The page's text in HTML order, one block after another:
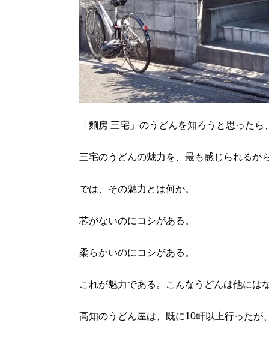
「麵房 三宅」のうどんを知ろうと思った
三宅のうどんの魅力を、最も感じられるか
では、その魅力とは何か。
芯がないのにコシがある。
柔らかいのにコシがある。
これが魅力である。こんなうどんは他には
高知のうどん屋は、既に10軒以上行ったが